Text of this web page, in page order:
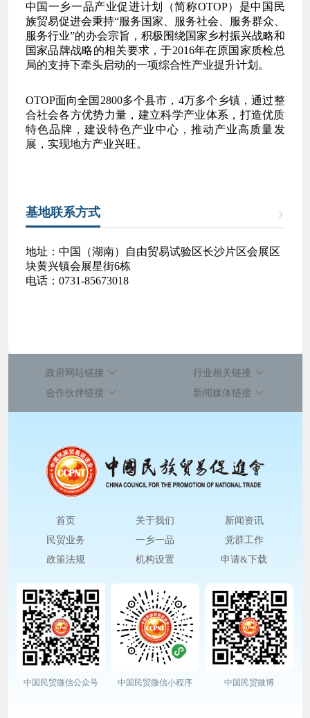
中国一乡一品产业促进计划（简称OTOP）是中国民
族贸易促进会秉持“服务国家、服务社会、服务群众、
服务行业”的办会宗旨，积极围绕国家乡村振兴战略和
国家品牌战略的相关要求，于2016年在原国家质检总
局的支持下牵头启动的一项综合性产业提升计划。
OTOP面向全国2800多个县市，4万多个乡镇，通过整
合社会各方优势力量，建立科学产业体系，打造优质
特色品牌，建设特色产业中心，推动产业高质量发
展，实现地方产业兴旺。
基地联系方式
地址：中国（湖南）自由贸易试验区长沙片区会展区
块黄兴镇会展星街6栋
电话：0731-85673018
政府网站链接
行业相关链接
合作伙伴链接
新闻媒体链接
首页 关于我们
新闻资讯
民贸业务
一乡一品
党群工作
政策法规
机构设置 申请&下载
中国民贸微信公众号 中国民贸微信小程序 中国民贸微博